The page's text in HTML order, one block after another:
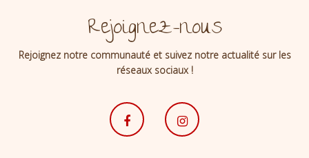
Rejoignez-nous
Rejoignez notre communauté et suivez notre actualité sur les
réseaux sociaux !